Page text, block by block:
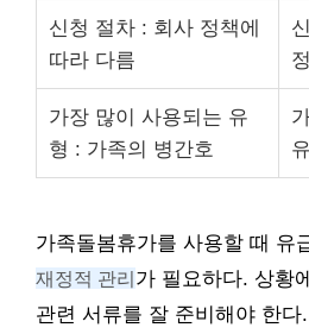
신청 절차 : 회사 정책에
따라 다름
가장 많이 사용되는 유
형 : 가족의 병간호
가족돌봄휴가를 사용할 때 유
재정적 관리가 필요하다. 상황
관련 서류를 잘 준비해야 한다.